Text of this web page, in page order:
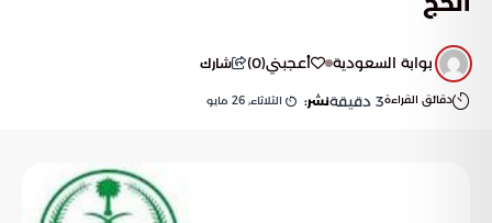
بوابة السعودية أعجبني(
0
) شارك
دقائق القراءة3 دقيقةنشر: الثلاثاء, 26 مايو